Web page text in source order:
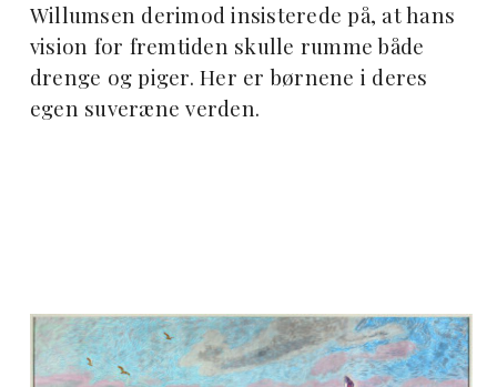
Willumsen derimod insisterede på, at hans
vision for fremtiden skulle rumme både
drenge og piger. Her er børnene i deres
egen suveræne verden.